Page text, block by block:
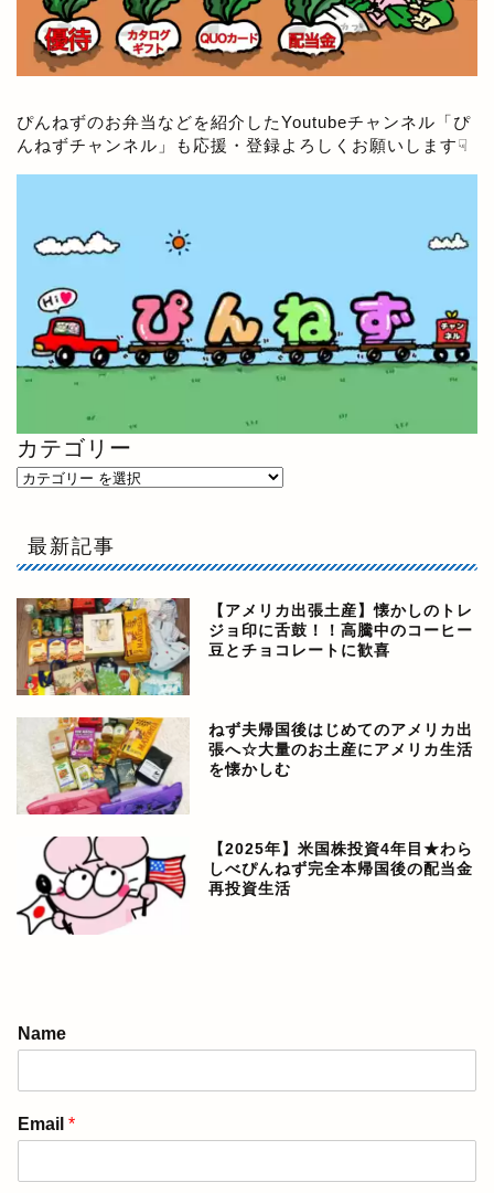
ぴんねずのお弁当などを紹介したYoutubeチャンネル「ぴ
んねずチャンネル 」も応援・登録よろしくお願いします☟
カテゴリー
最新記事
【アメリカ出張土産】懐かしのトレ
ジョ印に舌鼓！！高騰中のコーヒー
豆とチョコレートに歓喜
ねず夫帰国後はじめてのアメリカ出
張へ☆大量のお土産にアメリカ生活
を懐かしむ
【2025年】米国株投資4年目★わら
しべぴんねず完全本帰国後の配当金
再投資生活
Name
Email *
ぴんねず☆ごはんのレシ